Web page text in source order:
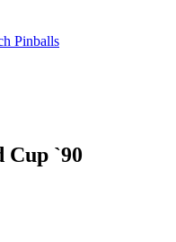
Pinballs
Cup `90